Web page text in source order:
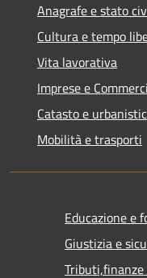
Anagrafe e stato
Cultura e tempo
Vita lavorativa
Imprese e
Catasto e
Mobilità e trasporti
Educazione e
Giustizia e